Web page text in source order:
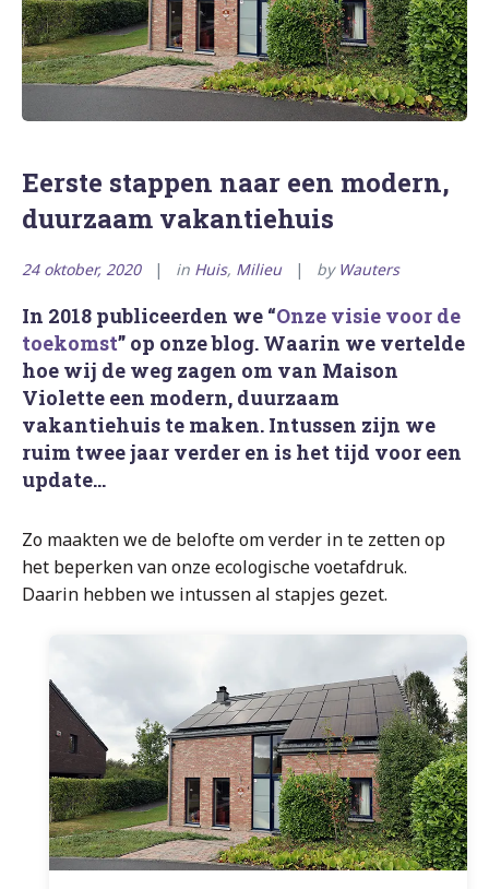
Eerste stappen naar een modern,
duurzaam vakantiehuis
24 oktober, 2020 in Huis, Milieu by Wauters
In 2018 publiceerden we “Onze visie voor de
toekomst” op onze blog. Waarin we vertelde
hoe wij de weg zagen om van Maison
Violette een modern, duurzaam
vakantiehuis te maken. Intussen zijn we
ruim twee jaar verder en is het tijd voor een
update…
Zo maakten we de belofte om verder in te zetten op
het beperken van onze ecologische voetafdruk.
Daarin hebben we intussen al stapjes gezet.